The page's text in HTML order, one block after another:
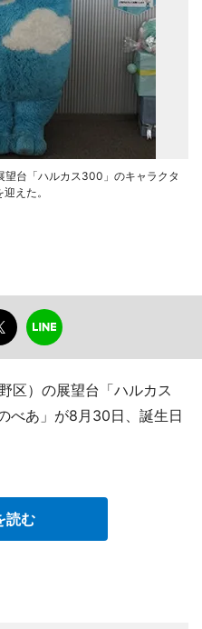
望台「ハルカス300」のキャラクタ
えた。
区）の展望台「ハルカス
べあ」が8月30日、誕生日
読む